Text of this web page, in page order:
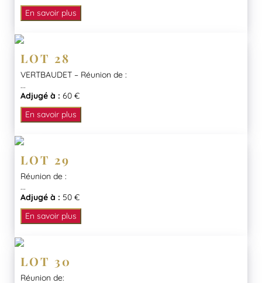
En savoir plus
LOT 28
VERTBAUDET – Réunion de :
...
Adjugé à : 60 €
En savoir plus
LOT 29
Réunion de :
...
Adjugé à : 50 €
En savoir plus
LOT 30
Réunion de: